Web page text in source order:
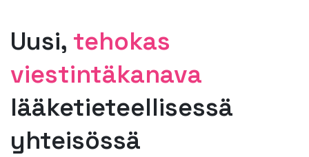
Uusi, tehokas
viestintäkanava
lääketieteellisessä
yhteisössä